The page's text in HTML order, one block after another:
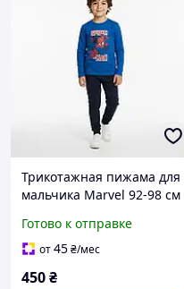
Трикотажная пижама для
мальчика Marvel 92-98 см
Готово к отправке
от45₴/мес
450₴